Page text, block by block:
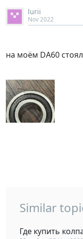
lurii
Nov 2022
на моём DA60
Similar
Где купить